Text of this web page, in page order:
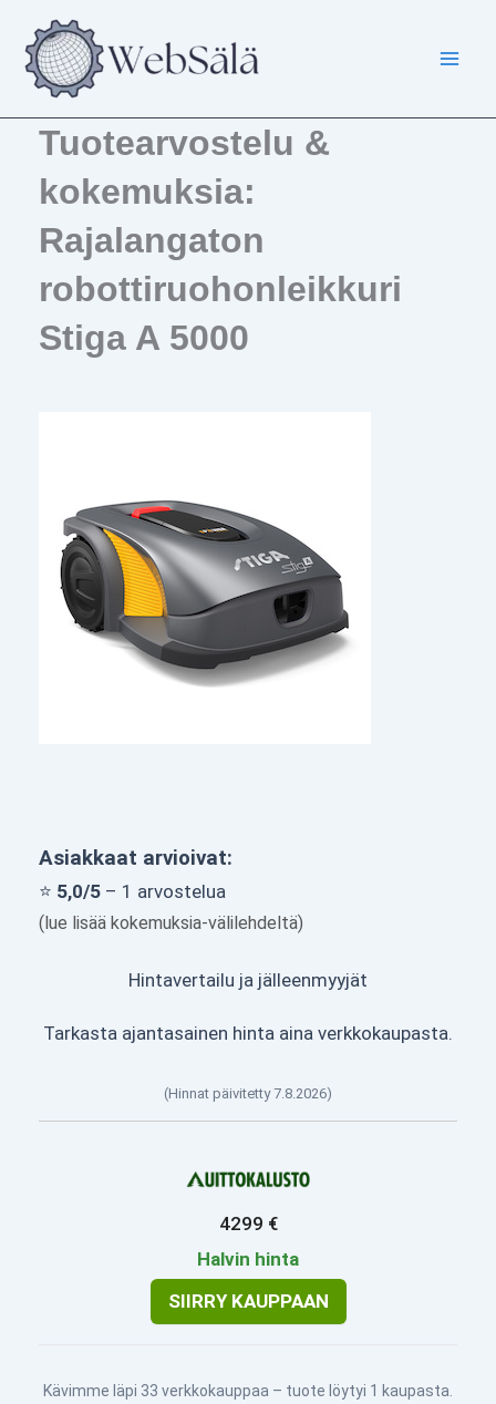
sisältöön
Tuotearvostelu &
kokemuksia:
Rajalangaton
robottiruohonleikkuri
Stiga A 5000
Asiakkaat arvioivat:
⭐ 5,0/5 – 1 arvostelua
(lue lisää kokemuksia-välilehdeltä)
Hintavertailu ja jälleenmyyjät
Tarkasta ajantasainen hinta aina verkkokaupasta.
(Hinnat päivitetty 7.8.2026)
4299 €
Halvin hinta
SIIRRY KAUPPAAN
Kävimme läpi 33 verkkokauppaa – tuote löytyi 1 kaupasta.